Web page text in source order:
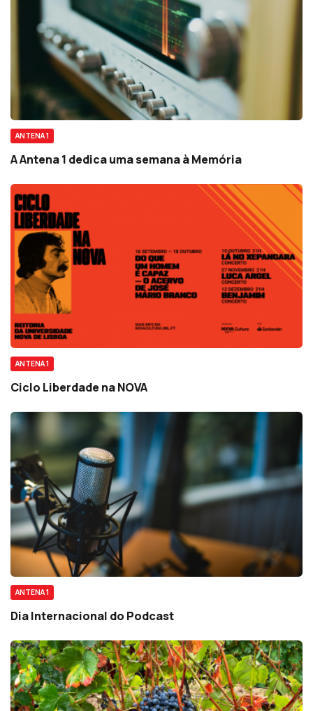
ANTENA 1
A Antena 1 dedica uma semana à Memória
ANTENA 1
Ciclo Liberdade na NOVA
ANTENA 1
Dia Internacional do Podcast